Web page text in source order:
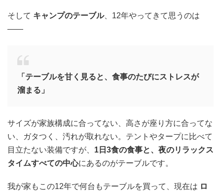
そして キャンプのテーブル、12年やってきて思うのは
——
「テーブルを甘く見ると、食事のたびにストレスが
溜まる」
サイズが家族構成に合ってない、高さが座り方に合ってな
い、ガタつく、汚れが取れない。テントやタープに比べて
目立たない装備ですが、 1日3食の食事と、夜のリラックス
タイムすべての中心にあるのがテーブルです。
我が家もこの12年で何台もテーブルを買って、現在は ロ